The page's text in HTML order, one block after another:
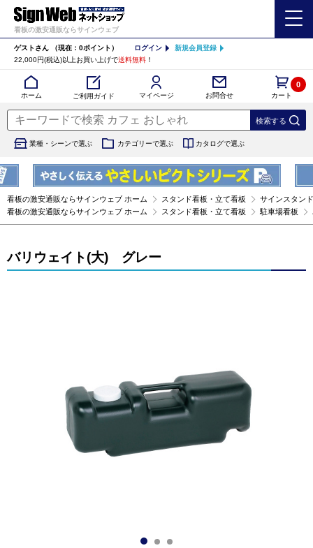
看板の激安通販ならサインウェブ
ゲストさん （現在：0ポイント） ログイン
新規会員登録
22,000円(税込)以上お買い上げで送料無料 ！
ホーム ご利用ガイド マイページ お問合せ カート
0
業種・シーンで選ぶ カテゴリーで選ぶ カタログで選ぶ
看板の激安通販ならサインウェブ ホーム スタンド看板・立て看板
サインスタンド
看板の激安通販ならサインウェブ ホーム
スタンド看板・立て看板 駐車場看板
バリウェイト(大) グレー